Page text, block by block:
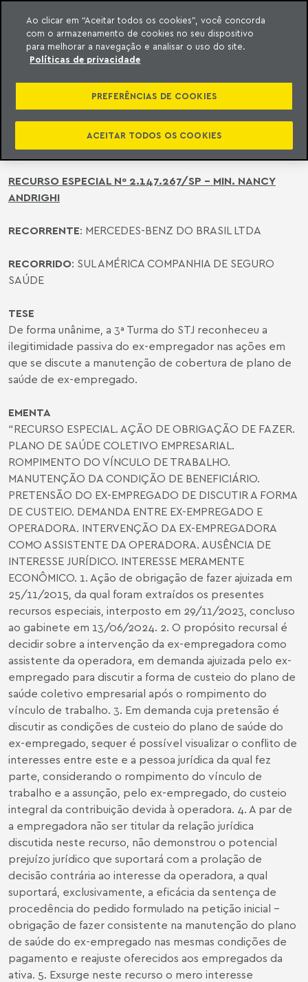
o conteúdo
Meyer
PASSIVA DO EX-EMPREGADOR POR
MANUTENÇÃO DE PLANO DE SAÚDE
DE EX-EMPREGADO
RECURSO ESPECIAL Nº 2.147.267/SP - MIN. NANCY
ANDRIGHI
RECORRENTE: MERCEDES-BENZ DO BRASIL LTDA
RECORRIDO: SUL AMÉRICA COMPANHIA DE SEGURO
SAÚDE
TESE
De forma unânime, a 3ª Turma do STJ reconheceu a
ilegitimidade passiva do ex-empregador nas ações em
que se discute a manutenção de cobertura de plano de
saúde de ex-empregado.
EMENTA
“RECURSO ESPECIAL. AÇÃO DE OBRIGAÇÃO DE FAZER.
PLANO DE SAÚDE COLETIVO EMPRESARIAL.
ROMPIMENTO DO VÍNCULO DE TRABALHO.
MANUTENÇÃO DA CONDIÇÃO DE BENEFICIÁRIO.
PRETENSÃO DO EX-EMPREGADO DE DISCUTIR A FORMA
DE CUSTEIO. DEMANDA ENTRE EX-EMPREGADO E
OPERADORA. INTERVENÇÃO DA EX-EMPREGADORA
COMO ASSISTENTE DA OPERADORA. AUSÊNCIA DE
INTERESSE JURÍDICO. INTERESSE MERAMENTE
ECONÔMICO. 1. Ação de obrigação de fazer ajuizada em
25/11/2015, da qual foram extraídos os presentes
recursos especiais, interposto em 29/11/2023, concluso
ao gabinete em 13/06/2024. 2. O propósito recursal é
decidir sobre a intervenção da ex-empregadora como
assistente da operadora, em demanda ajuizada pelo ex-
empregado para discutir a forma de custeio do plano de
saúde coletivo empresarial após o rompimento do
vínculo de trabalho. 3. Em demanda cuja pretensão é
discutir as condições de custeio do plano de saúde do
ex-empregado, sequer é possível visualizar o conflito de
interesses entre este e a pessoa jurídica da qual fez
parte, considerando o rompimento do vínculo de
trabalho e a assunção, pelo ex-empregado, do custeio
integral da contribuição devida à operadora. 4. A par de
a empregadora não ser titular da relação jurídica
discutida neste recurso, não demonstrou o potencial
prejuízo jurídico que suportará com a prolação de
decisão contrária ao interesse da operadora, a qual
suportará, exclusivamente, a eficácia da sentença de
procedência do pedido formulado na petição inicial –
obrigação de fazer consistente na manutenção do plano
de saúde do ex-empregado nas mesmas condições de
pagamento e reajuste oferecidos aos empregados da
ativa. 5. Exsurge neste recurso o mero interesse
Ao clicar em “Aceitar todos os cookies”, você concorda
com o armazenamento de cookies no seu dispositivo
para melhorar a navegação e analisar o uso do site.
Políticas de privacidade
PREFERÊNCIAS DE COOKIES
ACEITAR TODOS OS COOKIES